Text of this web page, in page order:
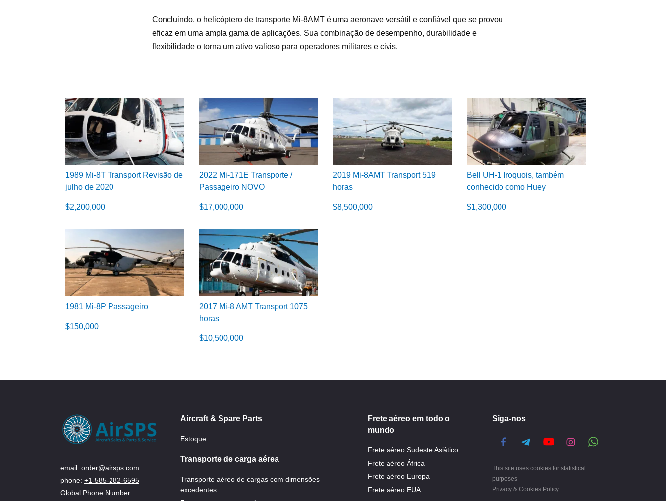
Concluindo, o helicóptero de transporte Mi-8AMT é uma aeronave versátil e confiável que se provou
eficaz em uma ampla gama de aplicações. Sua combinação de desempenho, durabilidade e
flexibilidade o torna um ativo valioso para operadores militares e civis.
1989 Mi-8T Transport Revisão de
julho de 2020
$2,200,000
2022 Mi-171E Transporte /
Passageiro NOVO
$17,000,000
2019 Mi-8AMT Transport 519
horas
$8,500,000
Bell UH-1 Iroquois, também
conhecido como Huey
$1,300,000
1981 Mi-8P Passageiro
$150,000
2017 Mi-8 AMT Transport 1075
horas
$10,500,000
email: order@airsps.com
phone: +1-585-282-6595
Global Phone Number
Aircraft & Spare Parts
Estoque
Transporte de carga aérea
Transporte aéreo de cargas com dimensões
excedentes
Frete aéreo em todo o
mundo
Frete aéreo Sudeste Asiático
Frete aéreo África
Frete aéreo Europa
Frete aéreo EUA
Siga-nos
This site uses cookies for statistical
purposes
Privacy & Cookies Policy